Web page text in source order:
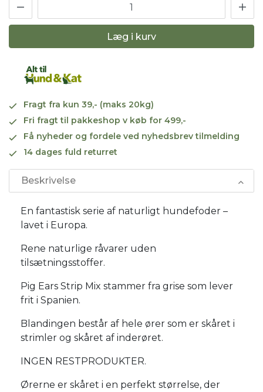
Læg i kurv
Fragt fra kun 39,- (maks 20kg)
Fri fragt til pakkeshop v køb for 499,-
Få nyheder og fordele ved nyhedsbrev tilmelding
14 dages fuld returret
Beskrivelse
En fantastisk serie af naturligt hundefoder –
lavet i Europa.
Rene naturlige råvarer uden
tilsætningsstoffer.
Pig Ears Strip Mix stammer fra grise som lever
frit i Spanien.
Blandingen består af hele ører som er skåret i
strimler og skåret af inderøret.
INGEN RESTPRODUKTER.
Ørerne er skåret i en perfekt størrelse, der